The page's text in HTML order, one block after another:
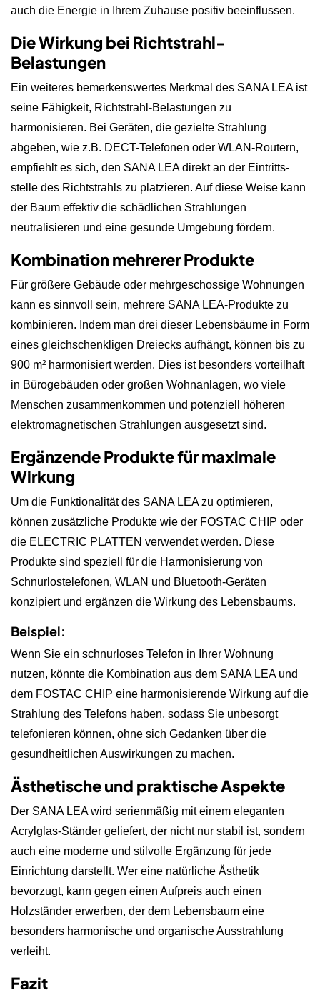
auch die Energie in Ihrem Zuhause positiv beeinflussen.
Die Wirkung bei Richtstrahl-
Belastungen
Ein weiteres bemerkenswertes Merkmal des SANA LEA ist
seine Fähigkeit, Richtstrahl-Belastungen zu
harmonisieren. Bei Geräten, die gezielte Strahlung
abgeben, wie z.B. DECT-Telefonen oder WLAN-Routern,
empfiehlt es sich, den SANA LEA direkt an der Eintritts­
stelle des Richtstrahls zu platzieren. Auf diese Weise kann
der Baum effektiv die schädlichen Strahlungen
neutralisieren und eine gesunde Umgebung fördern.
Kombination mehrerer Produkte
Für größere Gebäude oder mehrgeschossige Wohnungen
kann es sinnvoll sein, mehrere SANA LEA-Produkte zu
kombinieren. Indem man drei dieser Lebensbäume in Form
eines gleichschenkligen Dreiecks aufhängt, können bis zu
900 m² harmonisiert werden. Dies ist besonders vorteilhaft
in Bürogebäuden oder großen Wohnanlagen, wo viele
Menschen zusammenkommen und potenziell höheren
elektromagnetischen Strahlungen ausgesetzt sind.
Ergänzende Produkte für maximale
Wirkung
Um die Funktionalität des SANA LEA zu optimieren,
können zusätzliche Produkte wie der FOSTAC CHIP oder
die ELECTRIC PLATTEN verwendet werden. Diese
Produkte sind speziell für die Harmonisierung von
Schnurlostelefonen, WLAN und Bluetooth-Geräten
konzipiert und ergänzen die Wirkung des Lebensbaums.
Beispiel:
Wenn Sie ein schnurloses Telefon in Ihrer Wohnung
nutzen, könnte die Kombination aus dem SANA LEA und
dem FOSTAC CHIP eine harmonisierende Wirkung auf die
Strahlung des Telefons haben, sodass Sie unbesorgt
telefonieren können, ohne sich Gedanken über die
gesundheitlichen Auswirkungen zu machen.
Ästhetische und praktische Aspekte
Der SANA LEA wird serienmäßig mit einem eleganten
Acrylglas-Ständer geliefert, der nicht nur stabil ist, sondern
auch eine moderne und stilvolle Ergänzung für jede
Einrichtung darstellt. Wer eine natürliche Ästhetik
bevorzugt, kann gegen einen Aufpreis auch einen
Holzständer erwerben, der dem Lebensbaum eine
besonders harmonische und organische Ausstrahlung
verleiht.
Fazit